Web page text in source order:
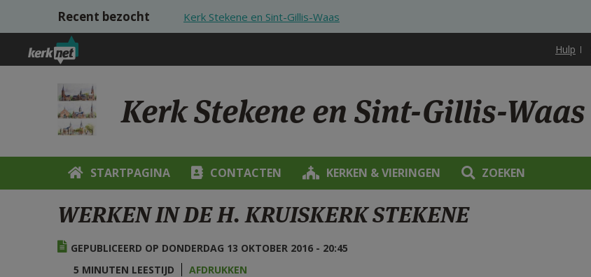
Overslaan en naar de inhoud gaan
Recent bezocht Kerk Stekene en Sint-Gillis-Waas
Hulp
Kerk Stekene en Sint-Gillis-Waas
STARTPAGINA CONTACTEN KERKEN & VIERINGEN ZOEKEN
WERKEN IN DE H. KRUISKERK STEKENE
GEPUBLICEERD OP DONDERDAG 13 OKTOBER 2016 - 20:45
5 MINUTEN LEESTIJD
AFDRUKKEN